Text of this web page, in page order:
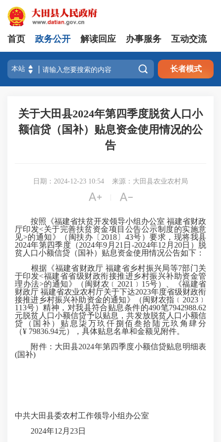
首页 政务公开 解读回应 办事服务 互动交流
 长者模式
关于大田县2024年第四季度脱贫人口小
额信贷（国补）贴息资金使用情况的公
告
日期：2024-12-23 10:54 来源：大田县农业农村局
 
按照《福建省扶贫开发领导小组办公室 福建省财政
厅印发<关于完善扶贫资金项目公告公示制度的实施意
见>的通知》（闽扶办〔2018〕43号）要求，现将我县
2024年第四季度（2024年9月21日-2024年12月20日）脱
贫人口小额信贷（国补）贴息资金使用情况公告如下：
根据《福建省财政厅 福建省乡村振兴局等7部门关
于印发<福建省省级财政衔接推进乡村振兴补助资金管
理办法>的通知》（闽财农﹝2021﹞15号）、《福建省
财政厅 福建省农业农村厅关于下达2023年度省级财政衔
接推进乡村振兴补助资金的通知》（闽财农指﹝2023﹞
113号）精神，对我县符合贴息条件的490笔7942988.62
元脱贫人口小额信贷予以贴息，共发放脱贫人口小额信
贷（国补）贴息柒万玖仟捌佰叁拾陆元玖角肆分
（¥ 79836.94元），具体贴息名单和金额见附件。
附件：大田县2024年第四季度小额信贷贴息明细表
(国补)
中共大田县委农村工作领导小组办公室
2024年12月23日